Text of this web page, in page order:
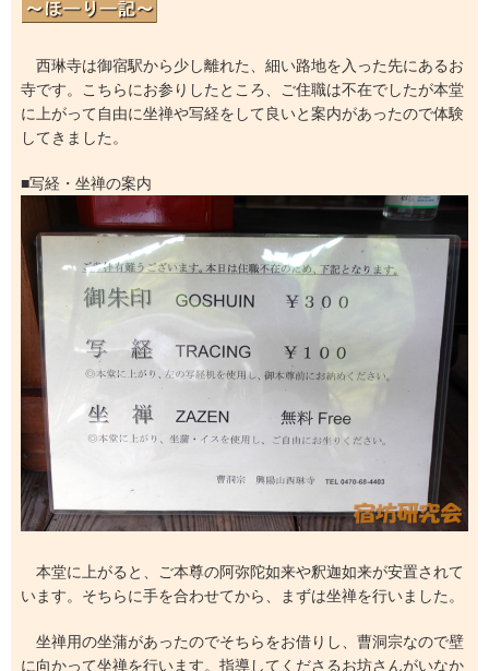
西琳寺は御宿駅から少し離れた、細い路地を入った先にあるお
寺です。こちらにお参りしたところ、ご住職は不在でしたが本堂
に上がって自由に坐禅や写経をして良いと案内があったので体験
してきました。
■写経・坐禅の案内
本堂に上がると、ご本尊の阿弥陀如来や釈迦如来が安置されて
います。そちらに手を合わせてから、まずは坐禅を行いました。
坐禅用の坐蒲があったのでそちらをお借りし、曹洞宗なので壁
に向かって坐禅を行います。指導してくださるお坊さんがいなか